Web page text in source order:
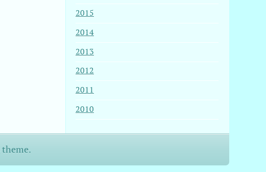
2015
2014
2013
2012
2011
2010
theme.